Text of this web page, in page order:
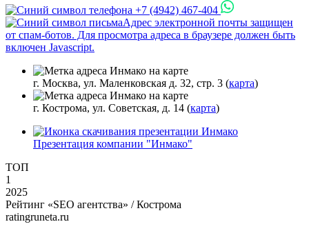
+7 (4942) 467-404
Адрес электронной почты защищен
от спам-ботов. Для просмотра адреса в браузере должен быть
включен Javascript.
г. Москва, ул. Маленковская д. 32, стр. 3 (карта)
г. Кострома, ул. Советская, д. 14 (карта)
Презентация компании "Инмако"
ТОП
1
2025
Рейтинг «SEO агентства» / Кострома
ratingruneta.ru